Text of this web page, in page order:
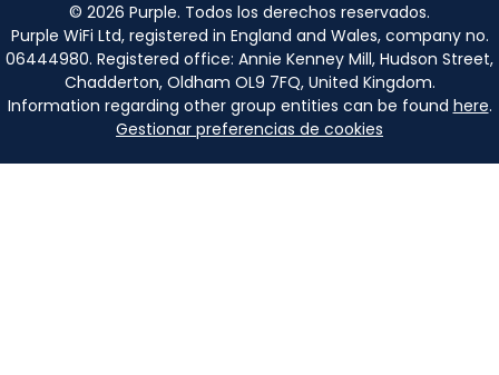
© 2026 Purple. Todos los derechos reservados.
Purple WiFi Ltd, registered in England and Wales, company no.
06444980. Registered office: Annie Kenney Mill, Hudson Street,
Chadderton, Oldham OL9 7FQ, United Kingdom.
Information regarding other group entities can be found here.
Gestionar preferencias de cookies